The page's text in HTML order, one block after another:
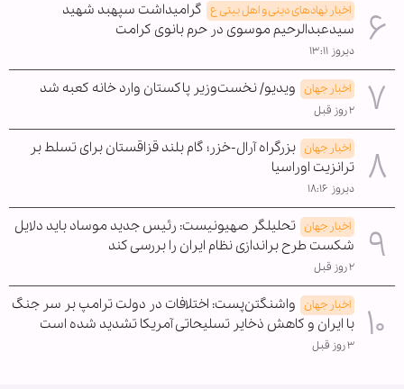
اخبار نهادهای دینی و اهل بیتی ع گرامیداشت سپهبد شهید
سیدعبدالرحیم موسوی در حرم بانوی کرامت
دیروز ۱۳:۱۱
اخبار جهان ویدیو/ نخست‌وزیر پاکستان وارد خانه کعبه شد
۲ روز قبل
اخبار جهان بزرگراه آرال-خزر؛ گام بلند قزاقستان برای تسلط بر
ترانزیت اوراسیا
دیروز ۱۸:۱۶
اخبار جهان تحلیلگر صهیونیست: رئیس جدید موساد باید دلایل
شکست طرح براندازی نظام ایران را بررسی کند
۲ روز قبل
اخبار جهان واشنگتن‌پست: اختلافات در دولت ترامپ بر سر جنگ
با ایران و کاهش ذخایر تسلیحاتی آمریکا تشدید شده است
۳ روز قبل